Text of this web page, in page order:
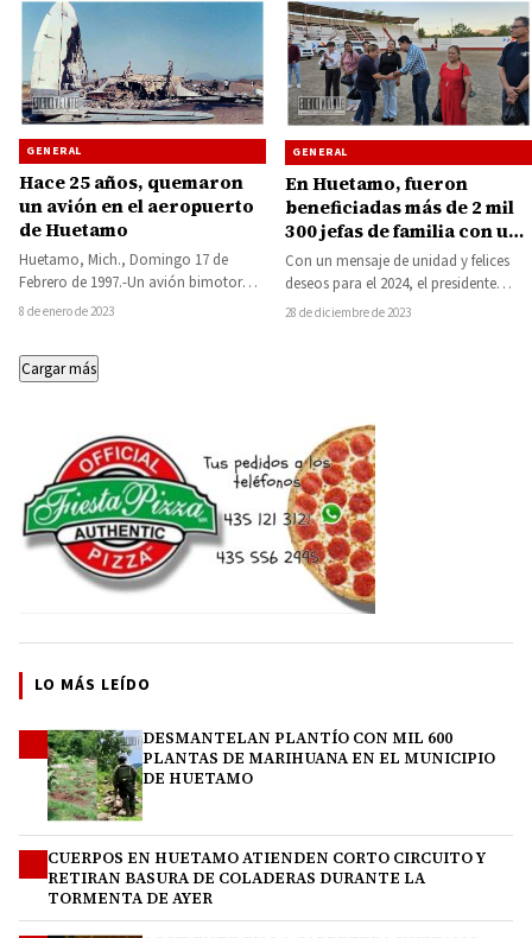
GENERAL
Hace 25 años, quemaron
un avión en el aeropuerto
de Huetamo
Huetamo, Mich., Domingo 17 de
Febrero de 1997.-Un avión bimotor
DC3 de procedencia colombiana, que
8 de enero de 2023
GENERAL
En Huetamo, fueron
beneficiadas más de 2 mil
300 jefas de familia con una
despensa mensual durante
este año 2023
Con un mensaje de unidad y felices
deseos para el 2024, el presidente
municipal de Huetamo Pablo
28 de diciembre de 2023
Cargar más
LO MÁS LEÍDO
DESMANTELAN PLANTÍO CON MIL 600
PLANTAS DE MARIHUANA EN EL MUNICIPIO
DE HUETAMO
CUERPOS EN HUETAMO ATIENDEN CORTO CIRCUITO Y
RETIRAN BASURA DE COLADERAS DURANTE LA
TORMENTA DE AYER